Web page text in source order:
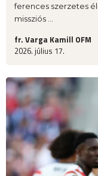
ferences szerzetes
missziós ...
fr. Varga Kamill OFM
2026. július 17.